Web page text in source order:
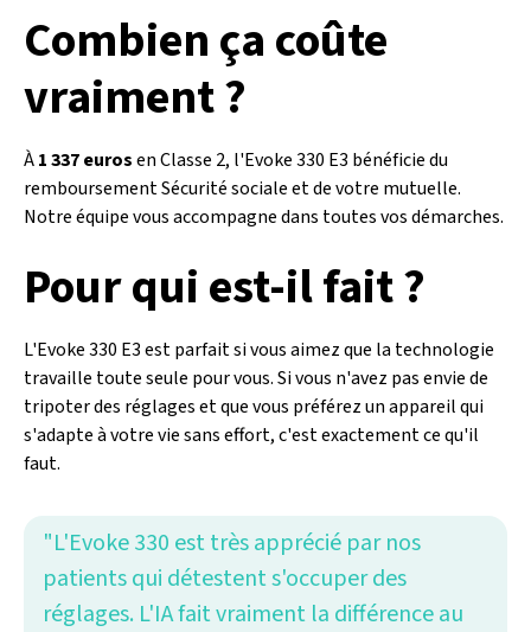
Combien ça coûte
vraiment ?
À1 337 eurosen Classe 2, l'Evoke 330 E3 bénéficie du
remboursement Sécurité sociale et de votre mutuelle.
Notre équipe vous accompagne dans toutes vos démarches.
Pour qui est-il fait ?
L'Evoke 330 E3 est parfait si vous aimez que la technologie
travaille toute seule pour vous. Si vous n'avez pas envie de
tripoter des réglages et que vous préférez un appareil qui
s'adapte à votre vie sans effort, c'est exactement ce qu'il
faut.
"L'Evoke 330 est très apprécié par nos
patients qui détestent s'occuper des
réglages. L'IA fait vraiment la différence au